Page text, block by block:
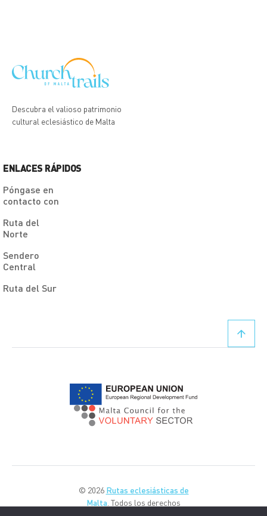
Descubra el valioso patrimonio
cultural eclesiástico de Malta
ENLACES RÁPIDOS
Póngase en
contacto con
Ruta del
Norte
Sendero
Central
Ruta del Sur
© 2026 Rutas eclesiásticas de
Malta . Todos los derechos